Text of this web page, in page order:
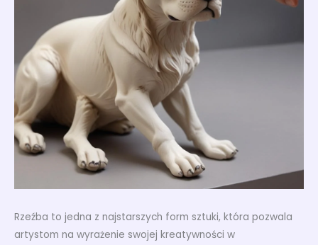
Rzeźba to jedna z najstarszych form sztuki, która pozwala
artystom na wyrażenie swojej kreatywności w